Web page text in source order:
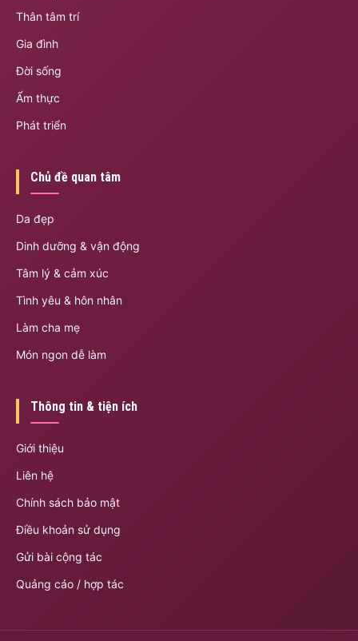
Thân tâm trí
Gia đình
Đời sống
Ẩm thực
Phát triển
Chủ đề quan tâm
Da đẹp
Dinh dưỡng & vận động
Tâm lý & cảm xúc
Tình yêu & hôn nhân
Làm cha mẹ
Món ngon dễ làm
Thông tin & tiện ích
Giới thiệu
Liên hệ
Chính sách bảo mật
Điều khoản sử dụng
Gửi bài cộng tác
Quảng cáo / hợp tác